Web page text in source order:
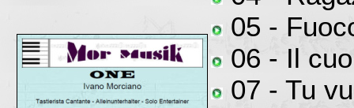
05 -
06 - Il
07 - Tu